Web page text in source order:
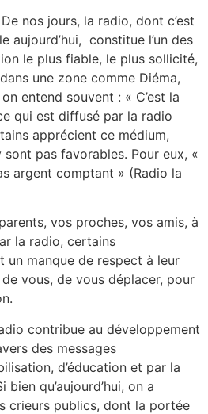
De nos jours, la radio, dont c’est
aujourd’hui, constitue l’un des
le plus fiable, le plus sollicité,
une zone comme Diéma,
entend souvent : « C’est la
qui est diffusé par la radio
apprécient ce médium,
sont pas favorables. Pour eux, «
argent comptant » (Radio la
vos proches, vos amis, à
la radio, certains
un manque de respect à leur
vous, de vous déplacer, pour
contribue au développement
des messages
d’éducation et par la
qu’aujourd’hui, on a
crieurs publics, dont la portée